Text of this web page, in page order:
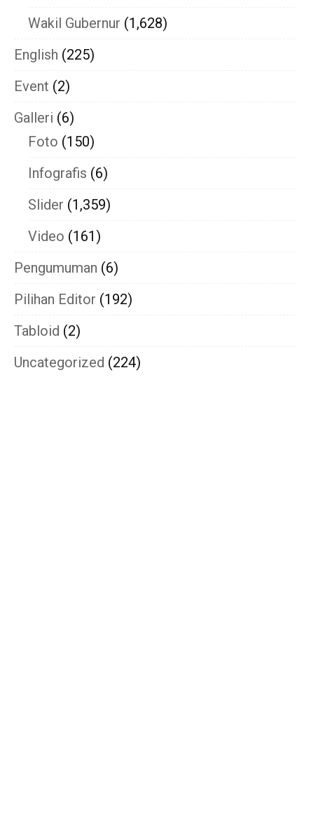
Wakil Gubernur (1,628)
English (225)
Event (2)
Galleri (6)
Foto (150)
Infografis (6)
Slider (1,359)
Video (161)
Pengumuman (6)
Pilihan Editor (192)
Tabloid (2)
Uncategorized (224)